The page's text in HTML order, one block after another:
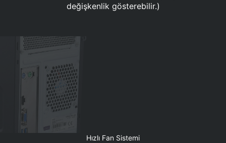
değişkenlik gösterebilir.)
Hızlı Fan Sistemi